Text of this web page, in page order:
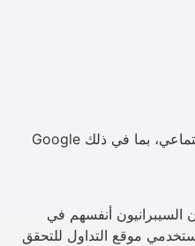
معرفات وسائل التواصل الاجتماعي، بما في ذلك Google
السيبرانيون أنفسهم في
موقع التداول للتحقق